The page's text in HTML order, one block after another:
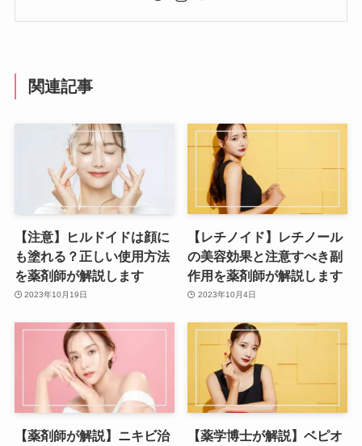
関連記事
【注意】ヒルドイドは顔に
も塗れる？正しい使用方法
を薬剤師が解説します
2023年10月19日
【レチノイド】レチノール
の美容効果と注意すべき副
作用を薬剤師が解説します
2023年10月4日
【薬剤師が解説】ニキビ治
【薬学博士が解説】ベピオ